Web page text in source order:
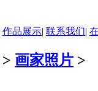
作品展示| 联系我们|
> 画家照片 >